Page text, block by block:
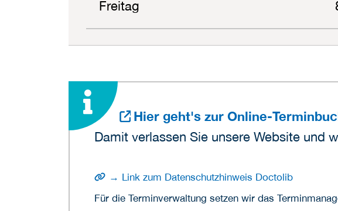
Freitag
Hier geht's zur Online-
Damit verlassen Sie unsere Website und
→ Link zum Datenschutzhinweis Doctolib
Für die Terminverwaltung setzen wir das